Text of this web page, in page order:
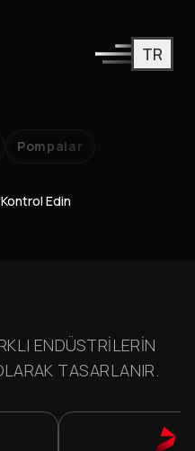
TR
Pompalar
Kontrol Edin
ENDÜSTRILERIN
TASARLANIR.